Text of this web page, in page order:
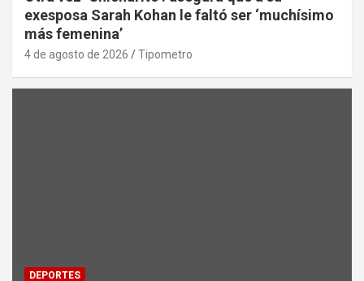
exesposa Sarah Kohan le faltó ser ‘muchísimo
más femenina’
4 de agosto de 2026 Tipometro
DEPORTES